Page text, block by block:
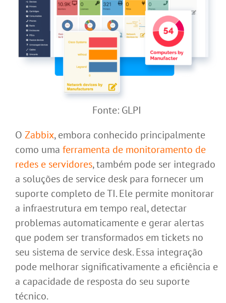
Fonte: GLPI
O Zabbix, embora conhecido principalmente
como uma ferramenta de monitoramento de
redes e servidores, também pode ser integrado
a soluções de service desk para fornecer um
suporte completo de TI. Ele permite monitorar
a infraestrutura em tempo real, detectar
problemas automaticamente e gerar alertas
que podem ser transformados em tickets no
seu sistema de service desk. Essa integração
pode melhorar significativamente a eficiência e
a capacidade de resposta do seu suporte
técnico.